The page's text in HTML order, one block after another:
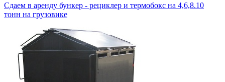
Сдаем в аренду бункер - рециклер и термобокс на 4,6,8.10
тонн на грузовике